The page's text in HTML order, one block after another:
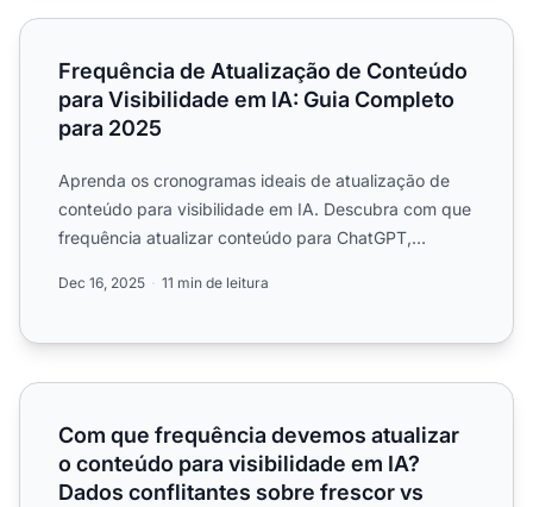
Frequência de Atualização de Conteúdo para
Frequência de Atualização de Conteúdo
para Visibilidade em IA: Guia Completo
para 2025
Aprenda os cronogramas ideais de atualização de
conteúdo para visibilidade em IA. Descubra com que
frequência atualizar conteúdo para ChatGPT,
Dec 16, 2025 11 min de leitura
Com que frequência devemos atualizar o conteúdo
Com que frequência devemos atualizar
o conteúdo para visibilidade em IA?
Dados conflitantes sobre frescor vs